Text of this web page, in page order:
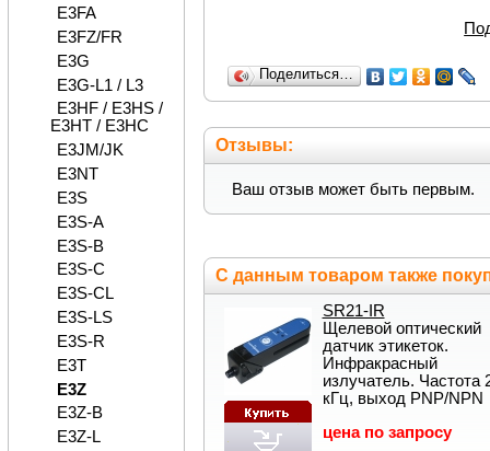
Поделиться…
Отзывы:
Ваш отзыв может быть первым.
С данным товаром также
SR21-IR
Щелевой оптический
датчик этикеток.
Инфракрасный
излучатель. Частота
кГц, выход PNP/NPN
цена по запросу
E3FA
E3FZ/FR
E3G
E3G-L1 / L3
E3HF / E3HS /
E3HT / E3HC
E3JM/JK
E3NT
E3S
E3S-A
E3S-B
E3S-C
E3S-CL
E3S-LS
E3S-R
E3T
E3Z
E3Z-B
E3Z-L